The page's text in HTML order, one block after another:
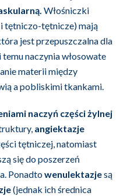
Włośniczki
tętniczo-tętnicze) mają
jest przepuszczalna dla
naczynia włosowate
materii między
a pobliskimi tkankami.
naczyń części żylnej
angiektazje
tętniczej, natomiast
się do poszerzeń
Ponadtowenulektazjesą
(jednak ich średnica